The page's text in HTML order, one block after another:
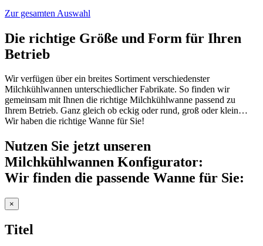
Zur gesamten Auswahl
Die richtige Größe und Form für Ihren
Betrieb
Wir verfügen über ein breites Sortiment verschiedenster
Milchkühlwannen unterschiedlicher Fabrikate. So finden wir
gemeinsam mit Ihnen die richtige Milchkühlwanne passend zu
Ihrem Betrieb. Ganz gleich ob eckig oder rund, groß oder klein…
Wir haben die richtige Wanne für Sie!
Nutzen Sie jetzt unseren
Milchkühlwannen Konfigurator:
Wir finden die passende Wanne für Sie:
Close
product
view
×
Titel